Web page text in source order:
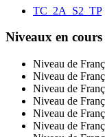
TC_2A_S2_TP
Niveaux en
Niveau de
Niveau de
Niveau de
Niveau de
Niveau de
Niveau de